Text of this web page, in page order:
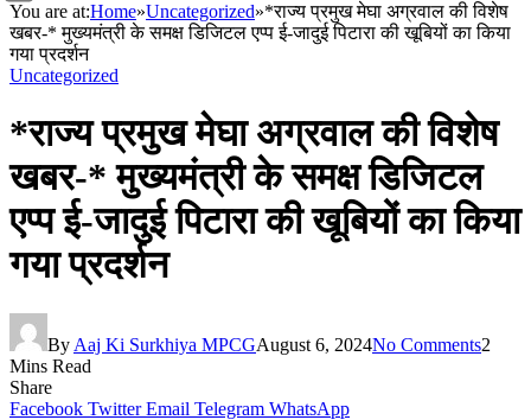
You are at:Home»Uncategorized»*राज्य प्रमुख मेघा अग्रवाल की विशेष
खबर-* मुख्यमंत्री के समक्ष डिजिटल एप्प ई-जादुई पिटारा की खूबियों का किया
गया प्रदर्शन
Uncategorized
*राज्य प्रमुख मेघा अग्रवाल की विशेष
खबर-* मुख्यमंत्री के समक्ष डिजिटल
एप्प ई-जादुई पिटारा की खूबियों का किया
गया प्रदर्शन
By Aaj Ki Surkhiya MPCGAugust 6, 2024No Comments2
Mins Read
Share
Facebook Twitter Email Telegram WhatsApp